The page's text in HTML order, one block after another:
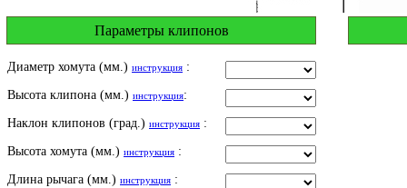
Параметры клипонов
Диаметр хомута (мм.) инструкция :
Высота клипона (мм.) инструкция:
Наклон клипонов (град.) инструкция :
Высота хомута (мм.) инструкция :
Длина рычага (мм.) инструкция :